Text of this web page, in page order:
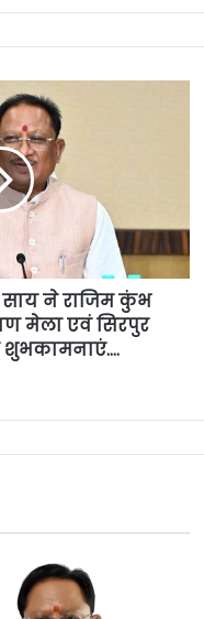
साय ने राजिम कुंभ
मेला एवं सिरपुर
शुभकामनाएं….